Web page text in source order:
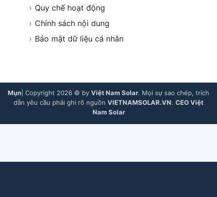
› Quy chế hoạt động
› Chính sách nội dung
› Bảo mật dữ liệu cá nhân
Mụn | Copyright 2026 © by Việt Nam Solar. Mọi sự sao chép, trích
dẫn yêu cầu phải ghi rõ nguồn VIETNAMSOLAR.VN. CEO Việt
Nam Solar